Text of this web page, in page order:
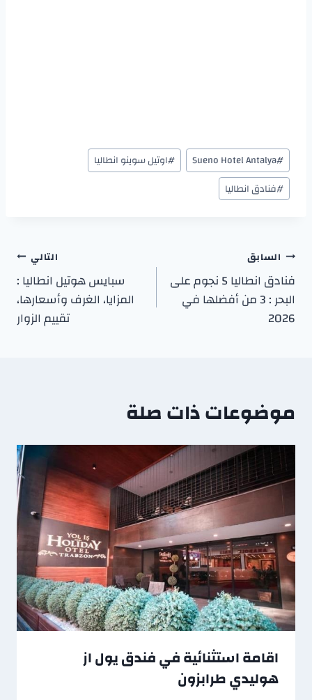
#
Sueno Hotel Antalya
#اوتيل سوينو انطاليا
#فنادق انطاليا
السابق
فنادق انطاليا 5 نجوم على
البحر : 3 من أفضلها في
2026
التالي
سبايس هوتيل انطاليا :
المزايا، الغرف وأسعارها،
تقييم الزوار
موضوعات ذات صلة
اقامة استثنائية في فندق يول از
هوليدي طرابزون